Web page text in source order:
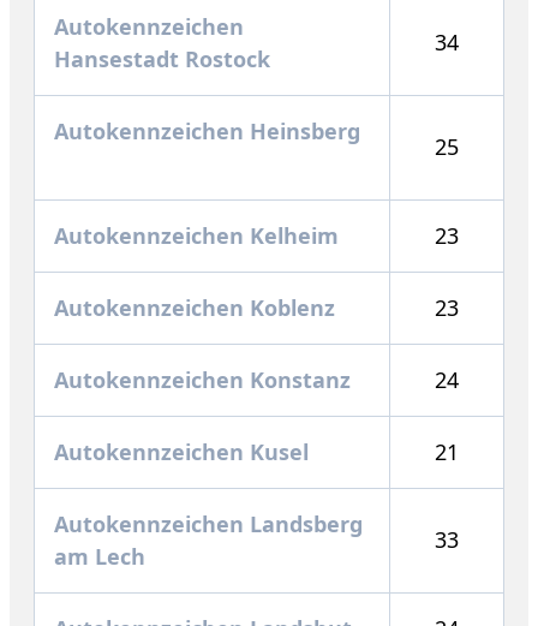
Autokennzeichen
Hansestadt Rostock
34
Autokennzeichen Heinsberg
25
Autokennzeichen Kelheim 23
Autokennzeichen Koblenz 23
Autokennzeichen Konstanz 24
Autokennzeichen Kusel 21
Autokennzeichen Landsberg
am Lech
33